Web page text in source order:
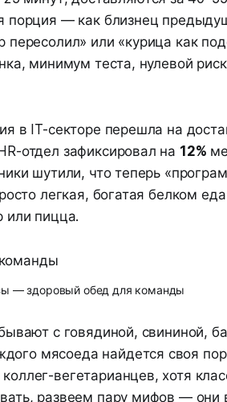
порция — как близнец
пересолил» или «курица как
минимум теста, нулевой
в IT-секторе перешла на
отдел зафиксировал на 12%
шутили, что теперь
легкая, богатая белком
или пицца.
— здоровый обед для команды
с говядиной, свининой,
мясоеда найдется своя
вегетарианцев, хотя
развеем пару мифов —